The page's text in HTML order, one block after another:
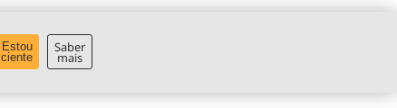
Estou
ciente
Saber
mais